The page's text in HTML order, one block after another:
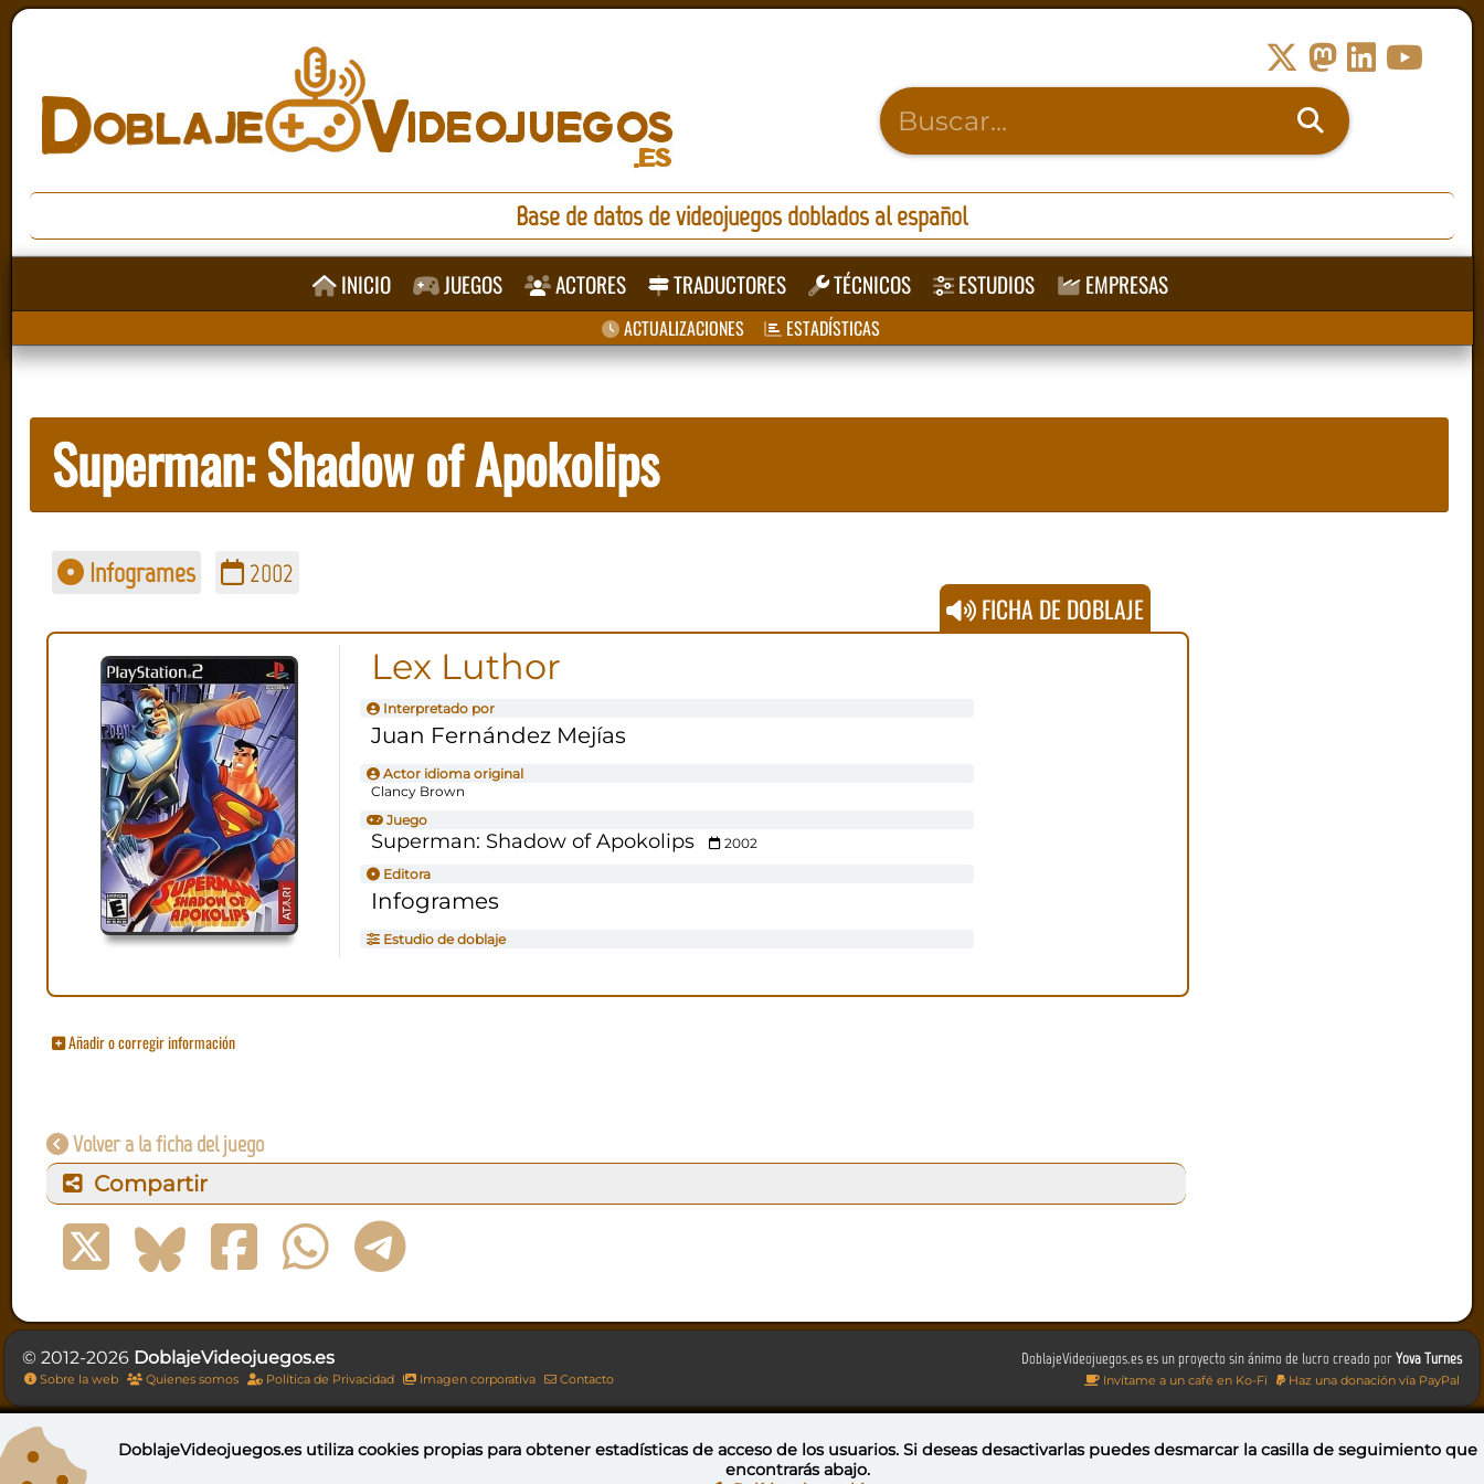
Base de datos de videojuegos doblados al español
INICIO JUEGOS ACTORES TRADUCTORES TÉCNICOS ESTUDIOS EMPRESAS
ACTUALIZACIONES ESTADÍSTICAS
Superman: Shadow of Apokolips
Infogrames 2002
FICHA DE DOBLAJE
Lex Luthor
Interpretado por
Juan Fernández Mejías
Actor idioma original
Clancy Brown
Juego
Superman: Shadow of Apokolips
2002
Editora
Infogrames
Estudio de doblaje
Añadir o corregir información
Volver a la ficha del juego
Compartir
DoblajeVideojuegos.es es un proyecto sin ánimo de lucro creado porYova Turnes
Invítame a un café en Ko-Fi Haz una donación vía PayPal
© 2012-2026 DoblajeVideojuegos.es
Sobre la web Quienes somos Política de Privacidad Imagen corporativa Contacto
Esta obra está bajo una licencia de Creative Commons Reconocimiento-NoComercial-CompartirIgual 4.0 Internacional
DoblajeVideojuegos.es utilizacookies propiaspara obtener estadísticas de acceso de los usuarios. Si deseas desactivarlas puedesdesmarcar la casilla de seguimiento que
encontrarás abajo.